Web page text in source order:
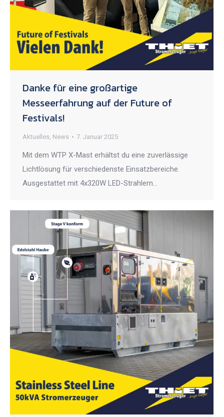
Danke für eine großartige
Messeerfahrung auf der Future of
Festivals!
Aktuelles, News 7. Januar 2025
Mit dem WTP X-Mast erhältst du eine zuverlässige
Lichtlösung für verschiedenste Einsatzbereiche.
Ausgestattet mit 4x320W LED-Strahlern…